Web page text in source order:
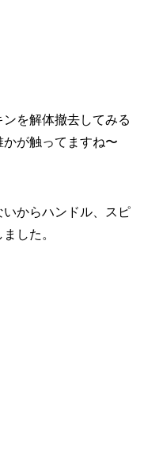
を解体撤去してみる
が触ってますね〜
からハンドル、スピ
した。